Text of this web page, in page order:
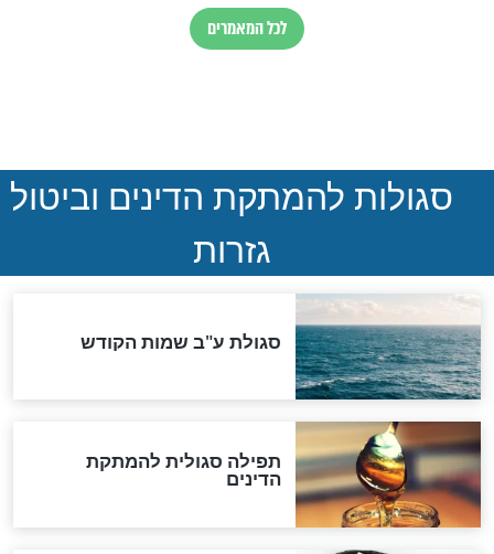
הותר לפרסום: לוחמי מילואים
נהרגו בדרום לבנון
ההסכם החשאי של טראמפ
ואיראן: בלי שקיפות ועם הרבה
סימני שאלה
המסמך האבוד שנחשף
במרתפי מוסקבה: כתב היד
הנדיר של הרשב"ם התגלה